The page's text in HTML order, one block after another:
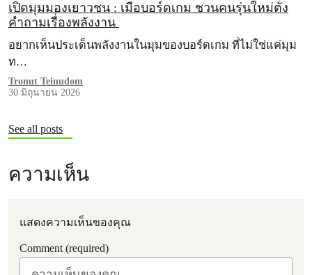
เปิดมุมมองเยาวชน : เมื่อบอร์ดเกม ชวนคนรุ่นใหม่ตั้ง
คำถามเรื่องพลังงาน
อยากเห็นประเด็นพลังงานในมุมของบอร์ดเกม ที่ไม่ใช่แค่มุม
ท…
Tronut Teinudom
30 มิถุนายน 2026
See all posts
ความเห็น
แสดงความเห็นของคุณ
Comment (required)